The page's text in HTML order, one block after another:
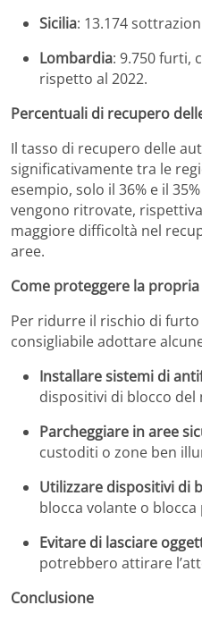
Sicilia: 13.174
Lombardia: 9.750 furti,
rispetto al 2022.
Percentuali di recupero
Il tasso di recupero delle
significativamente tra le
esempio, solo il 36% e il
vengono ritrovate,
maggiore difficoltà nel
aree.
Come proteggere la
Per ridurre il rischio di
consigliabile adottare
Installare sistemi di
dispositivi di blocco del
Parcheggiare in aree
custoditi o zone ben
Utilizzare dispositivi di
blocca volante o blocca
Evitare di lasciare
potrebbero attirare
Conclusione